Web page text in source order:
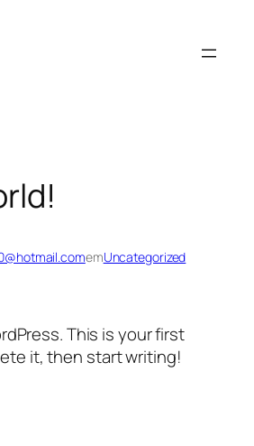
emUncategorized
This is your first
it, then start writing!